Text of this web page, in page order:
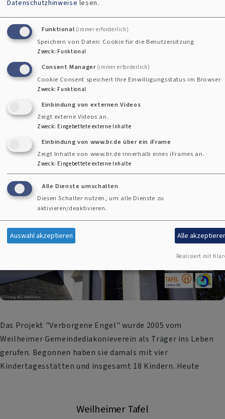
Gemeindediakonievereins finden Sie die Beitrittserklärung,
die sie sich ausdrucken und ausfüllen können:
Oder unterstützen Sie uns mit einer Spende. So helfen Sie
uns, anderen zu helfen.
Gemeindediakonieverein e.V.
IBAN DE85 7035 1030 0000 0274 25
BIC BYLADEM1WHM
Verborgene Engel
Das Projekt "Verborgene Engel" wurde 2005 vom
Weilheimer Gemeindediakonieverein als Träger ins Leben
gerufen. Begonnen haben sie damals mit vier
Kindertagesstätten und insgesamt 18 Kindern. Heute
Weilheimer Tafel
Datenschutzhinweise lesen.
Funktional (immer erforderlich)
Speichern von Daten: Cookie für die Benutzersitzung
Zweck: Funktional
Consent Manager (immer erforderlich)
Cookie Consent speichert Ihre Einwilligungsstatus im Browser
Zweck: Funktional
Einbindung von externen Videos
Zeigt externe Videos an.
Zweck: Eingebettete externe Inhalte
Einbindung von www.br.de über ein iFrame
Zeigt Inhalte von www.br.de innerhalb eines iFrames an.
Zweck: Eingebettete externe Inhalte
Alle Dienste umschalten
Diesen Schalter nutzen, um alle Dienste zu
aktivieren/deaktivieren.
Auswahl akzeptieren Alle
Realisiert mit